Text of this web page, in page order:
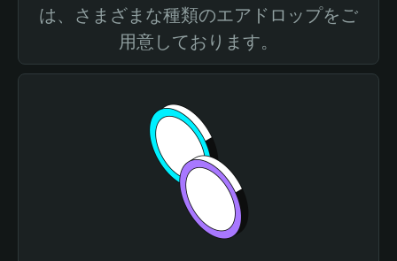
は、さまざまな種類のエアドロップをご
用意しております。